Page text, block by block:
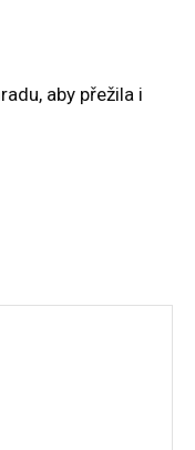
aby přežila i